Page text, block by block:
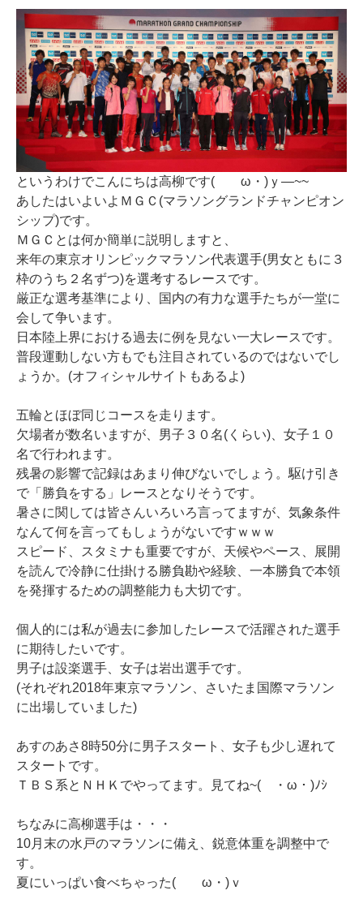
というわけでこんにちは高柳です( ゝω・)ｙ―~~
あしたはいよいよＭＧＣ(マラソングランドチャンピオン
シップ)です。
ＭＧＣとは何か簡単に説明しますと、
来年の東京オリンピックマラソン代表選手(男女ともに３
枠のうち２名ずつ)を選考するレースです。
厳正な選考基準により、国内の有力な選手たちが一堂に
会して争います。
日本陸上界における過去に例を見ない一大レースです。
普段運動しない方もでも注目されているのではないでし
ょうか。(オフィシャルサイトもあるよ)
五輪とほぼ同じコースを走ります。
欠場者が数名いますが、男子３０名(くらい)、女子１０
名で行われます。
残暑の影響で記録はあまり伸びないでしょう。駆け引き
で「勝負をする」レースとなりそうです。
暑さに関しては皆さんいろいろ言ってますが、気象条件
なんて何を言ってもしょうがないですｗｗｗ
スピード、スタミナも重要ですが、天候やペース、展開
を読んで冷静に仕掛ける勝負勘や経験、一本勝負で本領
を発揮するための調整能力も大切です。
個人的には私が過去に参加したレースで活躍された選手
に期待したいです。
男子は設楽選手、女子は岩出選手です。
(それぞれ2018年東京マラソン、さいたま国際マラソン
に出場していました)
あすのあさ8時50分に男子スタート、女子も少し遅れて
スタートです。
ＴＢＳ系とＮＨＫでやってます。見てね~( ・ω・)ﾉｼ
ちなみに高柳選手は・・・
10月末の水戸のマラソンに備え、鋭意体重を調整中で
す。
夏にいっぱい食べちゃった( ゝω・)ｖ